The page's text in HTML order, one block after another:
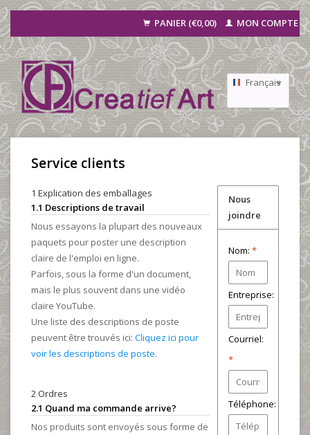
PANIER (€0,00) MON COMPTE
Français
Nederlands
Service clients
1 Explication des emballages
1.1 Descriptions de travail
Nous essayons la plupart des nouveaux
paquets pour poster une description
claire de l'emploi en ligne.
Parfois, sous la forme d'un document,
mais le plus souvent dans une vidéo
claire YouTube.
Une liste des descriptions de poste
peuvent être trouvés ici: Cliquez ici pour
voir les descriptions de poste.
2 Ordres
2.1 Quand ma commande arrive?
Nos produits sont envoyés sous forme de
Nous
joindre
Nom: *
Entreprise:
Courriel:
*
Téléphone: